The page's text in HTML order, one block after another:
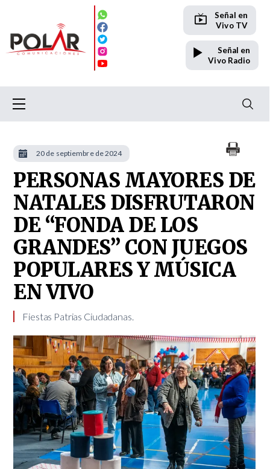
Señal en
Vivo TV
Señal en
Vivo Radio
PERSONAS MAYORES DE
NATALES DISFRUTARON
DE “FONDA DE LOS
GRANDES” CON JUEGOS
POPULARES Y MÚSICA
EN VIVO
​ ​ Fiestas Patrias Ciudadanas. ​
20 de septiembre de 2024